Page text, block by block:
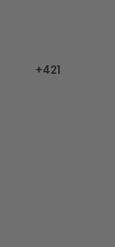
+421